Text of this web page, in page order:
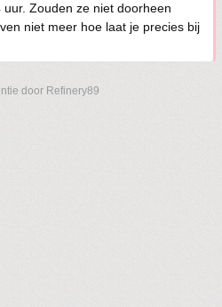
Zouden ze niet doorheen
niet meer hoe laat je precies bij
door Refinery89